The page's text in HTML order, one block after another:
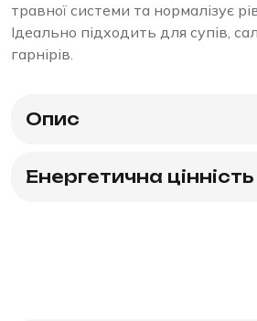
травної системи та нормалізує
Ідеально підходить для супів,
гарнірів.
Опис
Енергетична цінність